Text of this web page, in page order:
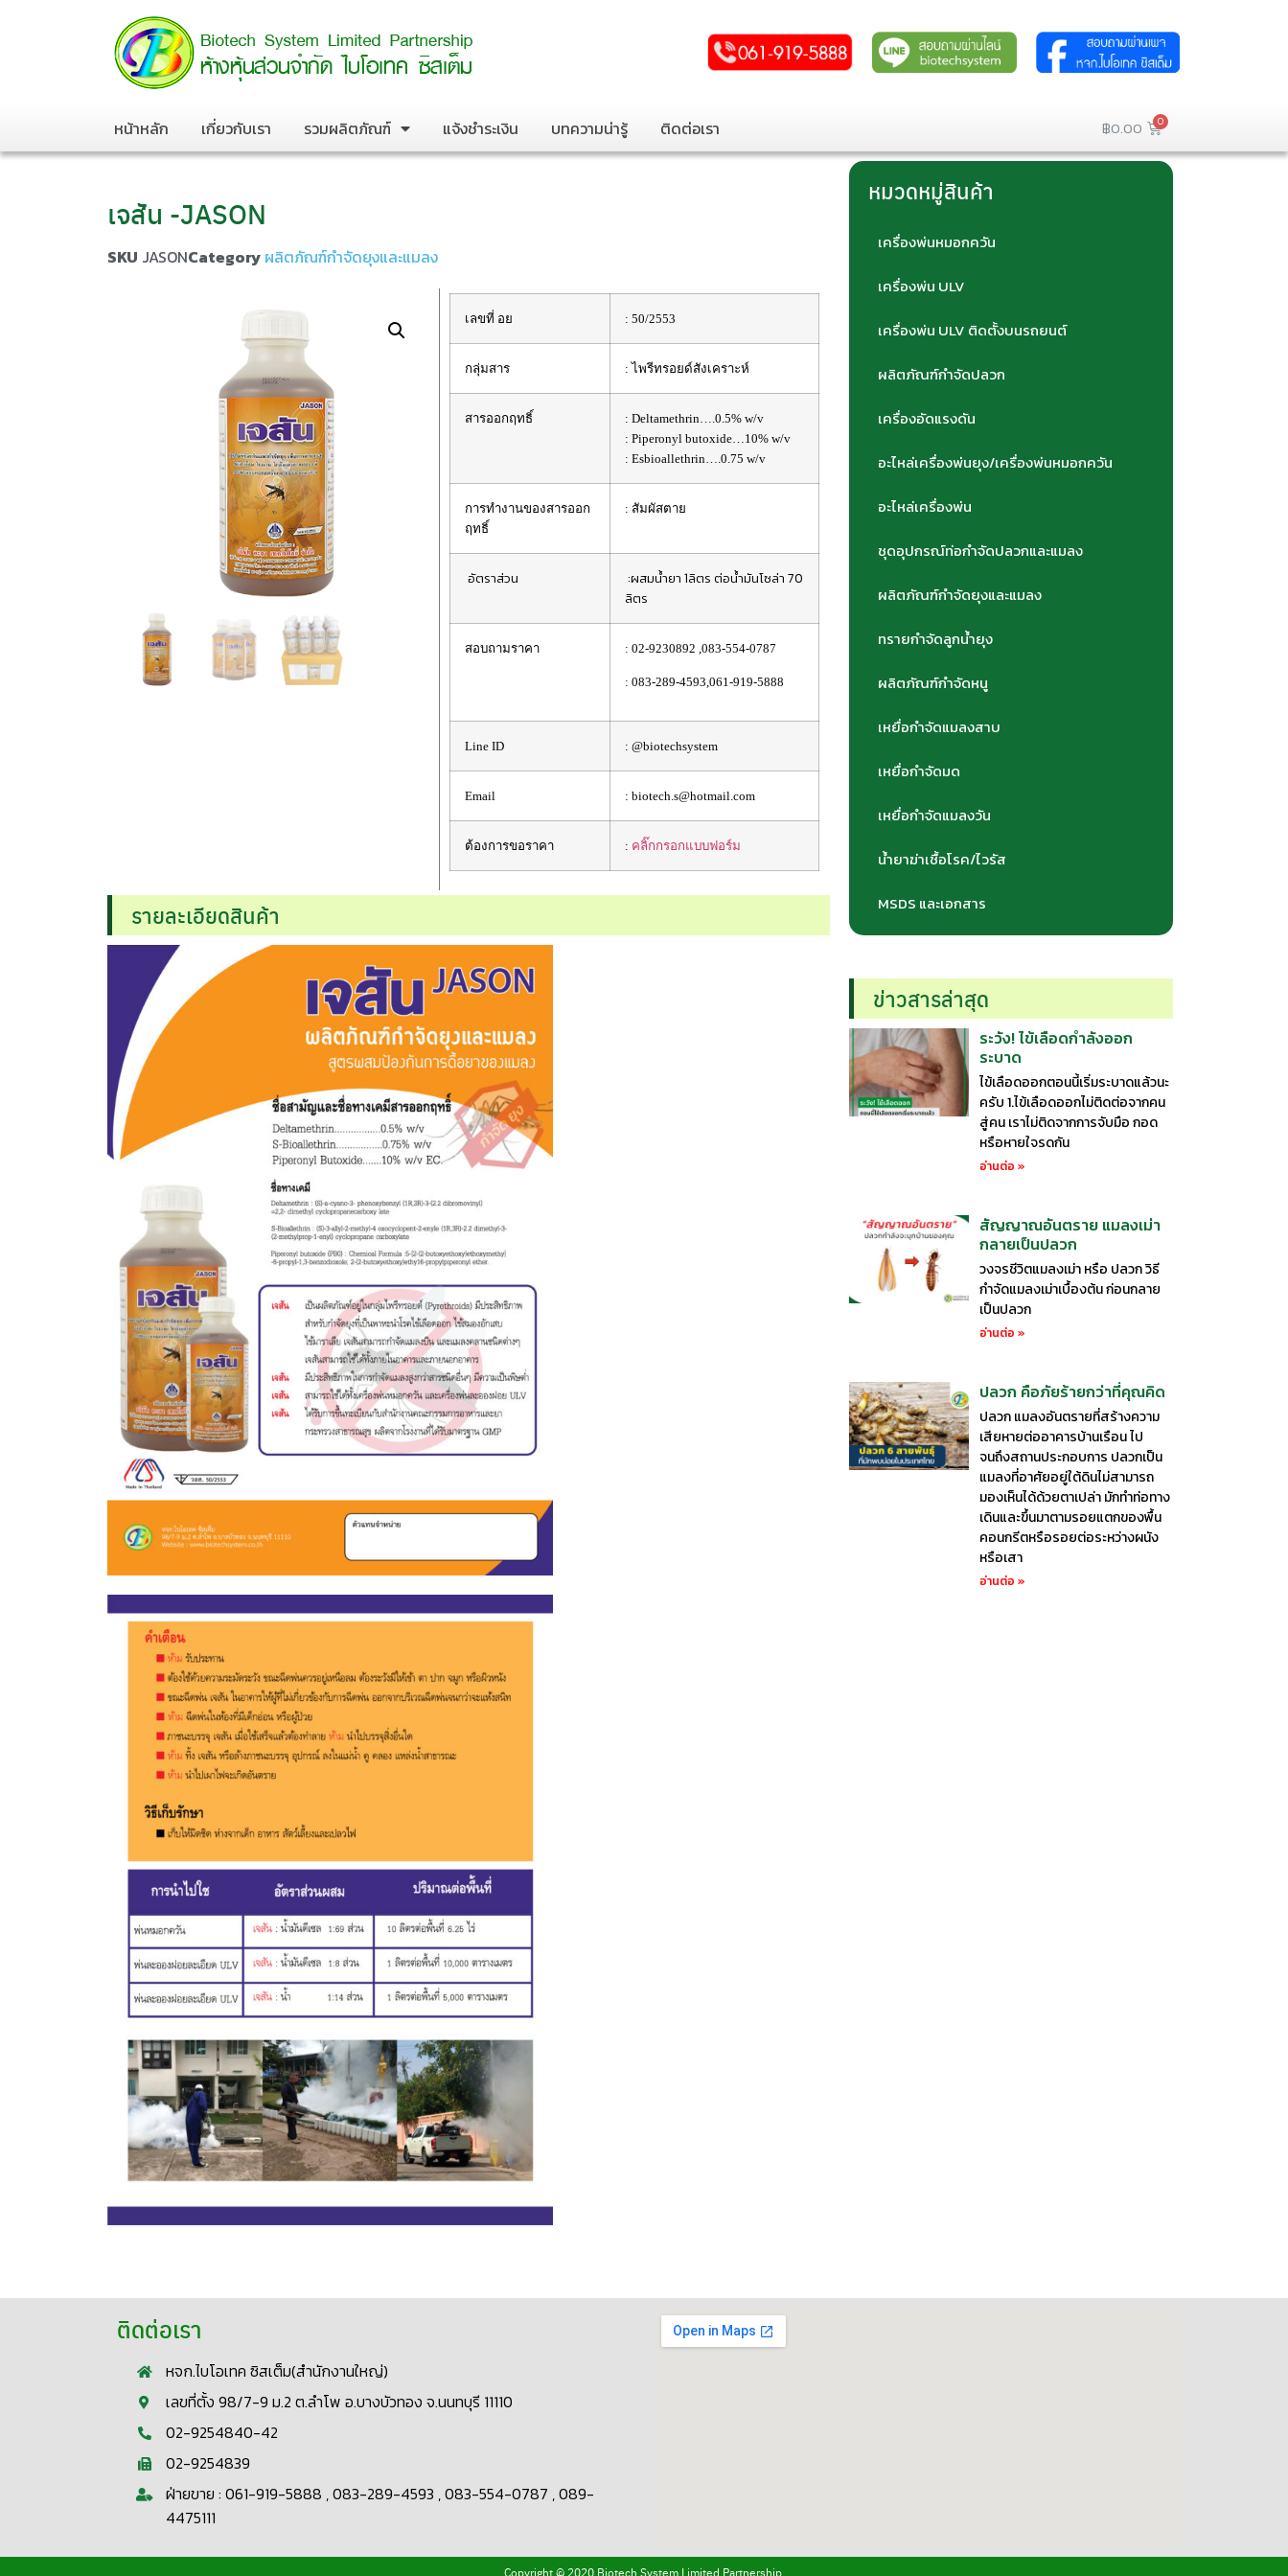
หน้าหลัก เกี่ยวกับเรา รวมผลิตภัณฑ์ แจ้งชำระเงิน บทความน่ารู้ ติดต่อเรา ฿0.00
เจสัน -JASON
SKU JASONCategory ผลิตภัณฑ์กำจัดยุงและแมลง
เลขที่ อย : 50/2553
กลุ่มสาร : ไพรีทรอยด์สังเคราะห์
สารออกฤทธิ์
: Deltamethrin….0.5% w/v
: Piperonyl butoxide…10% w/v
: Esbioallethrin….0.75 w/v
การทำงานของสารออก
ฤทธิ์
: สัมผัสตาย
อัตราส่วน
:ผสมน้ำยา 1ลิตร ต่อน้ำมันโซล่า 70
ลิตร
สอบถามราคา : 02-9230892 ,083-554-0787
: 083-289-4593,061-919-5888
Line ID : @biotechsystem
Email : biotech.s@hotmail.com
ต้องการขอราคา : คลิ๊กกรอกแบบฟอร์ม
รายละเอียดสินค้า
หมวดหมู่สินค้า
เครื่องพ่นหมอกควัน
เครื่องพ่น ULV
เครื่องพ่น ULV ติดตั้งบนรถยนต์
ผลิตภัณฑ์กำจัดปลวก
เครื่องอัดแรงดัน
อะไหล่เครื่องพ่นยุง/เครื่องพ่นหมอกควัน
อะไหล่เครื่องพ่น
ชุดอุปกรณ์ท่อกำจัดปลวกและแมลง
ผลิตภัณฑ์กำจัดยุงและแมลง
ทรายกำจัดลูกน้ำยุง
ผลิตภัณฑ์กำจัดหนู
เหยื่อกำจัดแมลงสาบ
เหยื่อกำจัดมด
เหยื่อกำจัดแมลงวัน
น้ำยาฆ่าเชื้อโรค/ไวรัส
MSDS และเอกสาร
ข่าวสารล่าสุด
ระวัง! ไข้เลือดกำลังออก
ระบาด
ไข้เลือดออกตอนนี้เริ่มระบาดแล้วนะ
ครับ 1.ไข้เลือดออกไม่ติดต่อจากคน
สู่คน เราไม่ติดจากการจับมือ กอด
หรือหายใจรดกัน
อ่านต่อ »
สัญญาณอันตราย แมลงเม่า
กลายเป็นปลวก
วงจรชีวิตแมลงเม่า หรือ ปลวก วิธี
กำจัดแมลงเม่าเบื้องต้น ก่อนกลาย
เป็นปลวก
อ่านต่อ »
ปลวก คือภัยร้ายกว่าที่คุณคิด
ปลวก แมลงอันตรายที่สร้างความ
เสียหายต่ออาคารบ้านเรือน ไป
จนถึงสถานประกอบการ ปลวกเป็น
แมลงที่อาศัยอยู่ใต้ดินไม่สามารถ
มองเห็นได้ด้วยตาเปล่า มักทำท่อทาง
เดินและขึ้นมาตามรอยแตกของพื้น
คอนกรีตหรือรอยต่อระหว่างผนัง
หรือเสา
อ่านต่อ »
ติดต่อเรา
หจก.ไบโอเทค ซิสเต็ม(สำนักงานใหญ่)
เลขที่ตั้ง 98/7-9 ม.2 ต.ลำโพ อ.บางบัวทอง จ.นนทบุรี 11110
02-9254840-42
02-9254839
ฝ่ายขาย : 061-919-5888 , 083-289-4593 , 083-554-0787 , 089-
4475111
Copyright © 2020 Biotech System Limited Partnership.